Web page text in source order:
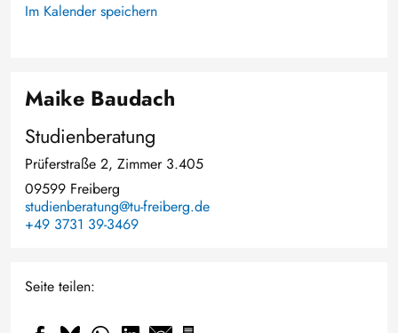
Im Kalender speichern
Maike Baudach
Studienberatung
Prüferstraße 2, Zimmer 3.405
09599 Freiberg
studienberatung@tu-freiberg.de
+49 3731 39-3469
Seite teilen: